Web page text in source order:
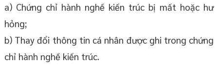
a) Chứng chỉ hành nghề kiến trúc bị mất hoặc hư
hỏng;
b) Thay đổi thông tin cá nhân được ghi trong chứng
chỉ hành nghề kiến trúc.